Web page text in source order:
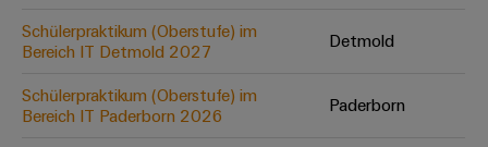
Praxisnahe
Unsere Neuheiten
im Bereich
Schülerpraktikum (Oberstufe) im
Bereich IT Detmold 2027
Detmold
Schülerpraktikum (Oberstufe) im
Bereich IT Paderborn 2026
Paderborn